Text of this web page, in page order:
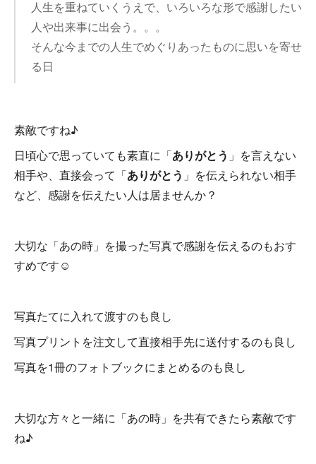
人生を重ねていくうえで、いろいろな形で感謝したい
人や出来事に出会う。。。
そんな今までの人生でめぐりあったものに思いを寄せ
る日
素敵ですね♪
日頃心で思っていても素直に「ありがとう 」を言えない
相手や、直接会って「ありがとう 」を伝えられない相手
など、感謝を伝えたい人は居ませんか？
大切な「あの時」を撮った写真で感謝を伝えるのもおす
すめです☺
写真たてに入れて渡すのも良し
写真プリントを注文して直接相手先に送付するのも良し
写真を1冊のフォトブックにまとめるのも良し
大切な方々と一緒に「あの時」を共有できたら素敵です
ね♪